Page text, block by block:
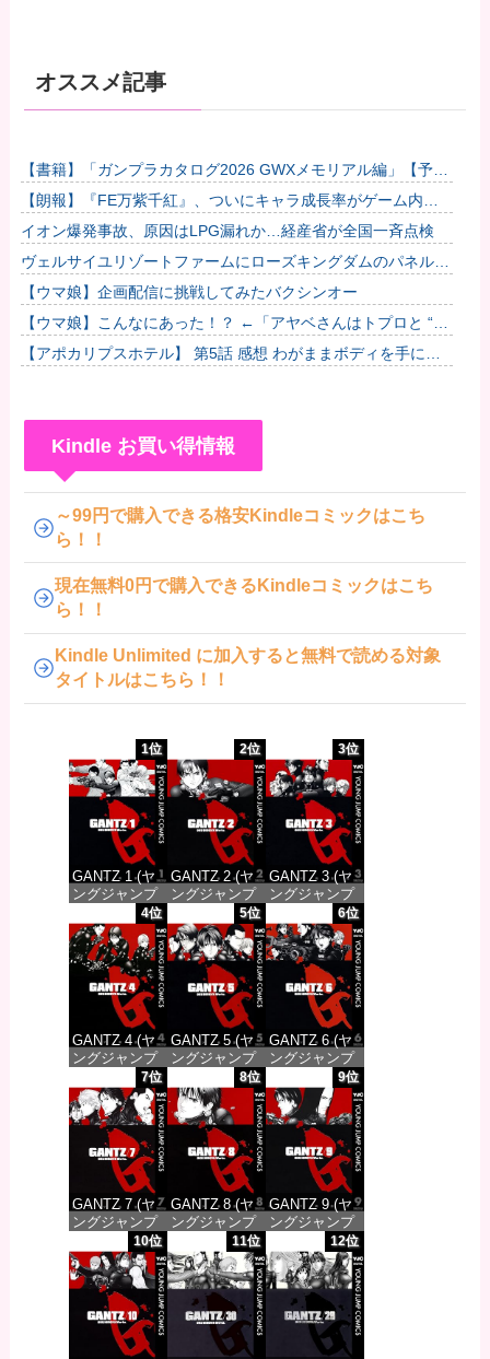
オススメ記事
【書籍】「ガンプラカタログ2026 GWXメモリアル編」【予約
開始】他
【朗報】『FE万紫千紅』、ついにキャラ成長率がゲーム内で
見れるようになる他
イオン爆発事故、原因はLPG漏れか…経産省が全国一斉点検
ヴェルサイユリゾートファームにローズキングダムのパネルが
到着
【ウマ娘】企画配信に挑戦してみたバクシンオー
【ウマ娘】こんなにあった！？ ←「アヤベさんはトプロと “1”
差だぞ」
【アポカリプスホテル】 第5話 感想 わがままボディを手に入
Kindle お買い得情報
～99円で購入できる格安Kindleコミックはこち
ら！！
現在無料0円で購入できるKindleコミックはこち
ら！！
Kindle Unlimited に加入すると無料で読める対象
タイトルはこちら！！
1位
GANTZ 1 (ヤ
ングジャンプ
コミックス
DIGITAL)
価格：¥100
2位
GANTZ 2 (ヤ
ングジャンプ
コミックス
DIGITAL)
価格：¥100
3位
GANTZ 3 (ヤ
ングジャンプ
コミックス
DIGITAL)
価格：¥100
4位
GANTZ 4 (ヤ
ングジャンプ
コミックス
DIGITAL)
価格：¥100
5位
GANTZ 5 (ヤ
ングジャンプ
コミックス
DIGITAL)
価格：¥100
6位
GANTZ 6 (ヤ
ングジャンプ
コミックス
DIGITAL)
価格：¥100
7位
GANTZ 7 (ヤ
ングジャンプ
コミックス
DIGITAL)
価格：¥100
8位
GANTZ 8 (ヤ
ングジャンプ
コミックス
DIGITAL)
価格：¥100
9位
GANTZ 9 (ヤ
ングジャンプ
コミックス
DIGITAL)
価格：¥100
10位 11位 12位